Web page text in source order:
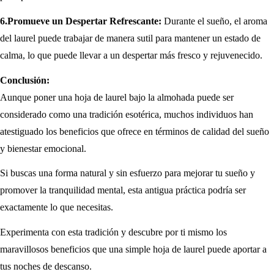
6.Promueve un Despertar Refrescante: Durante el sueño, el aroma
del laurel puede trabajar de manera sutil para mantener un estado de
calma, lo que puede llevar a un despertar más fresco y rejuvenecido.
Conclusión:
Aunque poner una hoja de laurel bajo la almohada puede ser
considerado como una tradición esotérica, muchos individuos han
atestiguado los beneficios que ofrece en términos de calidad del sueño
y bienestar emocional.
Si buscas una forma natural y sin esfuerzo para mejorar tu sueño y
promover la tranquilidad mental, esta antigua práctica podría ser
exactamente lo que necesitas.
Experimenta con esta tradición y descubre por ti mismo los
maravillosos beneficios que una simple hoja de laurel puede aportar a
tus noches de descanso.